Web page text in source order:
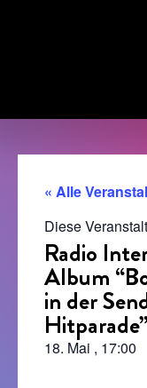
« Alle
Diese
Radio
Album
in der
18. Mai , 17:00